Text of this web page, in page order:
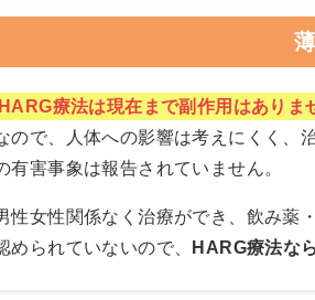
HARG療法は現在まで副作用はありま
ので、人体への影響は考えにくく、
有害事象は報告されていません。
性女性関係なく治療ができ、飲み薬
められていないので、
HARG療法な